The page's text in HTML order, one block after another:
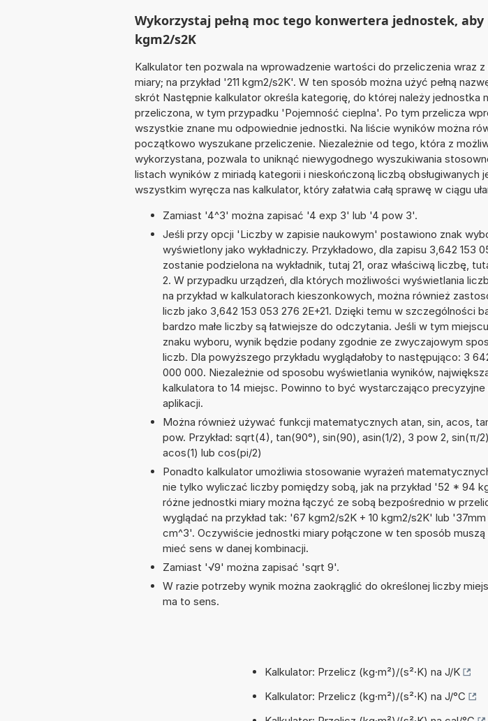
Wykorzystaj pełną moc tego konwertera jednostek, aby
kgm2/s2K
Kalkulator ten pozwala na wprowadzenie wartości do przeliczenia wraz
miary; na przykład '211 kgm2/s2K'. W ten sposób można użyć pełną
skrót Następnie kalkulator określa kategorię, do której należy jednostka
przeliczona, w tym przypadku 'Pojemność cieplna'. Po tym przelicza
wszystkie znane mu odpowiednie jednostki. Na liście wyników można
początkowo wyszukane przeliczenie. Niezależnie od tego, która z
wykorzystana, pozwala to uniknąć niewygodnego wyszukiwania
listach wyników z miriadą kategorii i nieskończoną liczbą obsługiwanych
wszystkim wyręcza nas kalkulator, który załatwia całą sprawę w ciągu
Zamiast '4^3' można zapisać '4 exp 3' lub '4 pow 3'.
Jeśli przy opcji 'Liczby w zapisie naukowym' postawiono znak
wyświetlony jako wykładniczy. Przykładowo, dla zapisu 3,642 153
zostanie podzielona na wykładnik, tutaj 21, oraz właściwą liczbę,
2. W przypadku urządzeń, dla których możliwości wyświetlania
na przykład w kalkulatorach kieszonkowych, można również
liczb jako 3,642 153 053 276 2E+21. Dzięki temu w szczególności
bardzo małe liczby są łatwiejsze do odczytania. Jeśli w tym
znaku wyboru, wynik będzie podany zgodnie ze zwyczajowym
liczb. Dla powyższego przykładu wyglądałoby to następująco: 3
000 000. Niezależnie od sposobu wyświetlania wyników,
kalkulatora to 14 miejsc. Powinno to być wystarczająco
aplikacji.
Można również używać funkcji matematycznych atan, sin, acos,
pow. Przykład: sqrt(4), tan(90°), sin(90), asin(1/2), 3 pow 2, sin(π/
acos(1) lub cos(pi/2)
Ponadto kalkulator umożliwia stosowanie wyrażeń
nie tylko wyliczać liczby pomiędzy sobą, jak na przykład '52 * 94
różne jednostki miary można łączyć ze sobą bezpośrednio w
wyglądać na przykład tak: '67 kgm2/s2K + 10 kgm2/s2K' lub
cm^3'. Oczywiście jednostki miary połączone w ten sposób
mieć sens w danej kombinacji.
Zamiast '√9' można zapisać 'sqrt 9'.
W razie potrzeby wynik można zaokrąglić do określonej liczby
ma to sens.
Kalkulator: Przelicz (kg·m²)/(s²·K) na J/K
Kalkulator: Przelicz (kg·m²)/(s²·K) na J/°C